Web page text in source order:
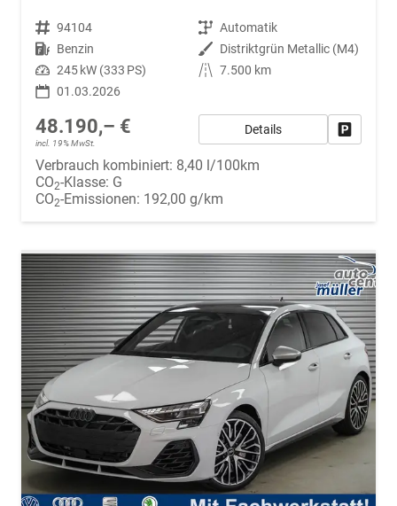
Fahrzeugnr. 94104 Getriebe Automatik
Kraftstoff Benzin Außenfarbe Distriktgrün Metallic (M4)
Leistung 245 kW (333 PS) Kilometerstand 7.500 km
01.03.2026
48.190,– €
incl. 19% MwSt.
Details
Verbrauch kombiniert: 8,40 l/100km
CO2-Klasse: G
CO2-Emissionen: 192,00 g/km